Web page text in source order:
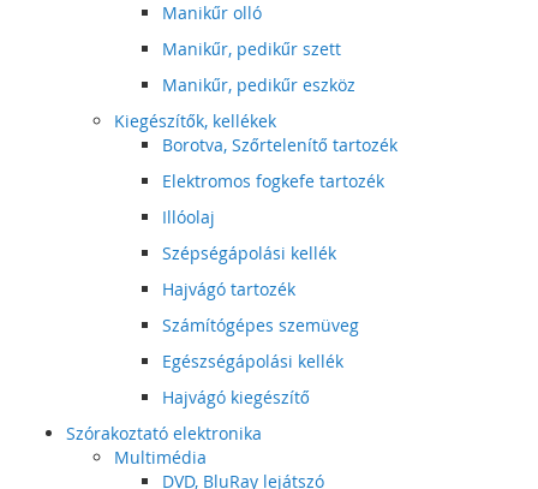
Manikűr olló
Manikűr, pedikűr szett
Manikűr, pedikűr eszköz
Kiegészítők, kellékek
Borotva, Szőrtelenítő tartozék
Elektromos fogkefe tartozék
Illóolaj
Szépségápolási kellék
Hajvágó tartozék
Számítógépes szemüveg
Egészségápolási kellék
Hajvágó kiegészítő
Szórakoztató elektronika
Multimédia
DVD, BluRay lejátszó